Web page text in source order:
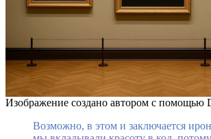
Изображение создано автором с помощью
Возможно, в этом и заключается